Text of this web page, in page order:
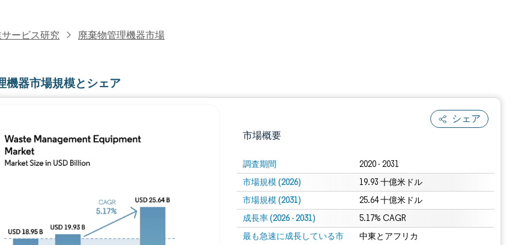
ービス研究 廃棄物管理機器市場
機器市場規模とシェア
シェア
市場概要
調査期間 2020 - 2031
市場規模 (2026) 19.93 十億米ドル
市場規模 (2031) 25.64 十億米ドル
成長率 (2026 - 2031) 5.17% CAGR
最も急速に成長している市
中東とアフリカ